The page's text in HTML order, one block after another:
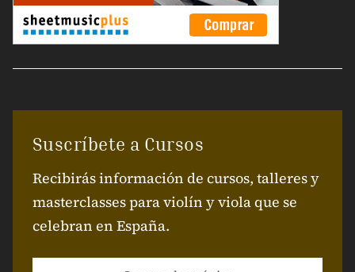
Suscríbete a Cursos
Recibirás información de cursos, talleres y
masterclasses para violín y viola que se
celebran en España.